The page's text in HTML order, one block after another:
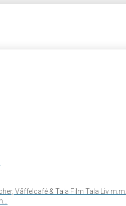
Våffelcafé & Tala Film Tala Liv m.m…